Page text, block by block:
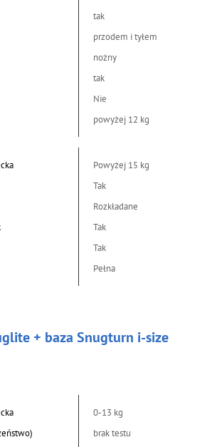
tak
przodem i tyłem
nożny
tak
Nie
powyżej 12 kg
Powyżej 15 kg
Tak
Rozkładane
Tak
Tak
Pełna
+ baza Snugturn i-size
0-13 kg
brak testu